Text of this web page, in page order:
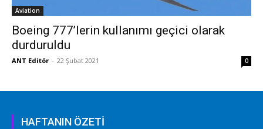
Aviation
Boeing 777’lerin kullanımı geçici olarak
durduruldu
ANT Editör - 22 Şubat 2021 0
HAFTANIN ÖZETİ